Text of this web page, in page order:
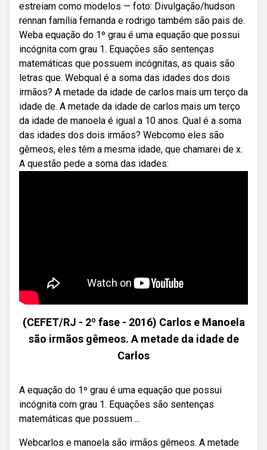
estreiam como modelos — foto: Divulgação/hudson
rennan família fernanda e rodrigo também são pais de.
Weba equação do 1º grau é uma equação que possui
incógnita com grau 1. Equações são sentenças
matemáticas que possuem incógnitas, as quais são
letras que. Webqual é a soma das idades dos dois
irmãos? A metade da idade de carlos mais um terço da
idade de. A metade da idade de carlos mais um terço
da idade de manoela é igual a 10 anos. Qual é a soma
das idades dos dois irmãos? Webcomo eles são
gêmeos, eles têm a mesma idade, que chamarei de x.
A questão pede a soma das idades:
(CEFET/RJ - 2º fase - 2016) Carlos e Manoela
são irmãos gêmeos. A metade da idade de
Carlos
A equação do 1º grau é uma equação que possui
incógnita com grau 1. Equações são sentenças
matemáticas que possuem ...
Webcarlos e manoela são irmãos gêmeos. A metade